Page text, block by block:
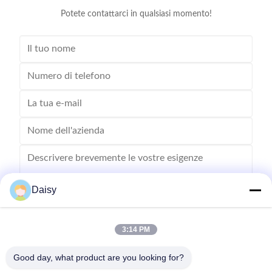
Potete contattarci in qualsiasi momento!
Inviare
Daisy
3:14 PM
Good day, what product are you looking for?